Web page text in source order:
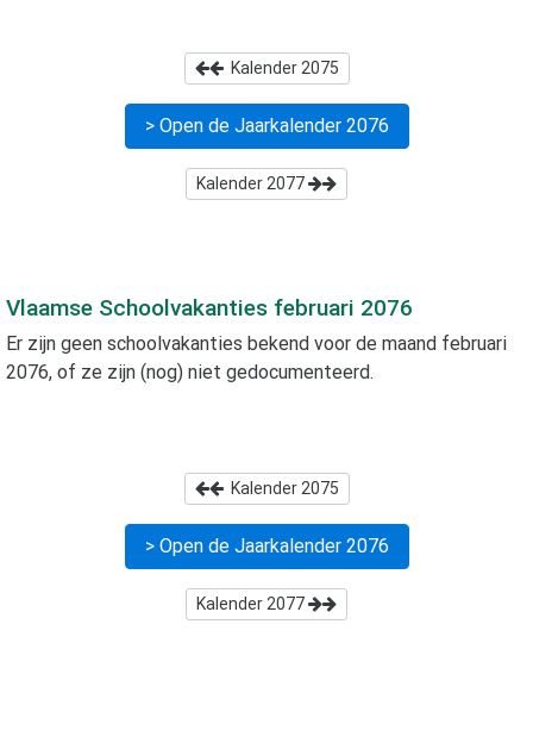
Kalender 2075
> Open de Jaarkalender 2076
Kalender 2077
Vlaamse Schoolvakanties februari 2076
Er zijn geen schoolvakanties bekend voor de maand februari
2076, of ze zijn (nog) niet gedocumenteerd.
Kalender 2075
> Open de Jaarkalender 2076
Kalender 2077